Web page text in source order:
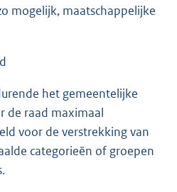
mogelijk, maatschappelijke
het gemeentelijke
de raad maximaal
voor de verstrekking van
categorieën of groepen